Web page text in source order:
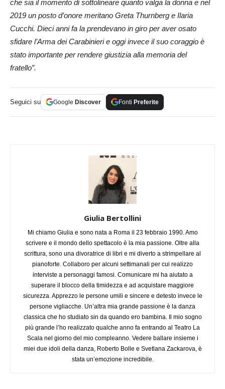
che sia il momento di sottolineare quanto valga la donna e nel
2019 un posto d’onore meritano Greta Thurnberg e Ilaria
Cucchi. Dieci anni fa la prendevano in giro per aver osato
sfidare l’Arma dei Carabinieri e oggi invece il suo coraggio è
stato importante per rendere giustizia alla memoria del
fratello”.
Seguici su Google Discover Fonti Preferite
Giulia Bertollini
Mi chiamo Giulia e sono nata a Roma il 23 febbraio 1990. Amo
scrivere e il mondo dello spettacolo è la mia passione. Oltre alla
scrittura, sono una divoratrice di libri e mi diverto a strimpellare al
pianoforte. Collaboro per alcuni settimanali per cui realizzo
interviste a personaggi famosi. Comunicare mi ha aiutato a
superare il blocco della timidezza e ad acquistare maggiore
sicurezza. Apprezzo le persone umili e sincere e detesto invece le
persone vigliacche. Un’altra mia grande passione è la danza
classica che ho studiato sin da quando ero bambina. Il mio sogno
più grande l’ho realizzato qualche anno fa entrando al Teatro La
Scala nel giorno del mio compleanno. Vedere ballare insieme i
miei due idoli della danza, Roberto Bolle e Svetlana Zackarova, è
stata un’emozione incredibile.